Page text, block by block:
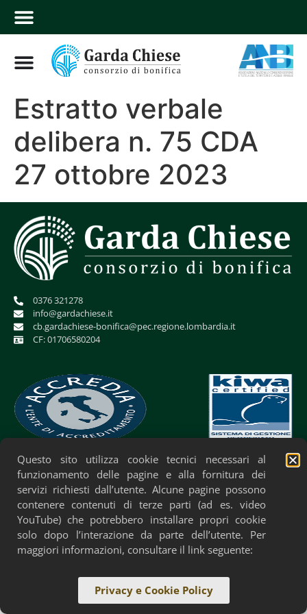
Estratto verbale
delibera n. 75 CDA
27 ottobre 2023
0376 321278
info@gardachiese.it
cb.gardachiese-bonifica@pec.regione.lombardia.it
CF: 01706580204
Privacy Policy Cookie Policy Accessibilità
Questo sito utilizza cookie tecnici necessari al
funzionamento delle pagine e alla fornitura dei
servizi richiesti dall’utente. Alcune pagine possono
contenere contenuti di terze parti (ad es. video
YouTube) che potrebbero installare propri cookie
solo dopo l’interazione da parte dell’utente. Per
maggiori informazioni, consultare il link seguente:
Privacy e Cookie Policy